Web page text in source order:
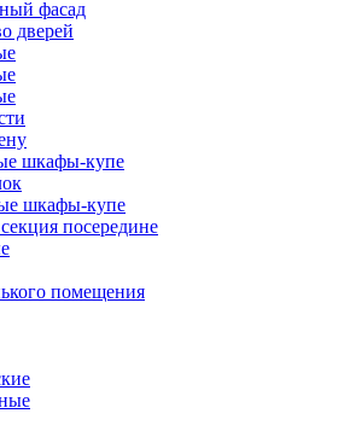
фасад
дверей
шкафы-купе
шкафы-купе
посередине
помещения